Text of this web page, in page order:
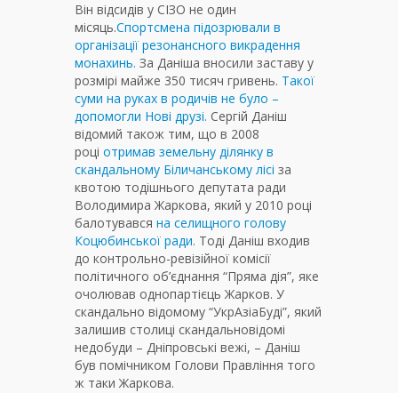
Він відсидів у СІЗО не один
місяць.Спортсмена підозрювали в
організації резонансного викрадення
монахинь. За Даніша вносили заставу у
розмірі майже 350 тисяч гривень. Такої
суми на руках в родичів не було –
допомогли Нові друзі. Сергій Даніш
відомий також тим, що в 2008
році отримав земельну ділянку в
скандальному Біличанському лісі за
квотою тодішнього депутата ради
Володимира Жаркова, який у 2010 році
балотувався на селищного голову
Коцюбинської ради. Тоді Даніш входив
до контрольно-ревізійної комісії
політичного об’єднання “Пряма дія”, яке
очолював однопартієць Жарков. У
скандально відомому “УкрАзіаБуді”, який
залишив столиці скандальновідомі
недобуди – Дніпровські вежі, – Даніш
був помічником Голови Правління того
ж таки Жаркова.